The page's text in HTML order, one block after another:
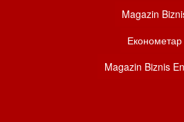
Magazin
Економетар
Magazin Biznis